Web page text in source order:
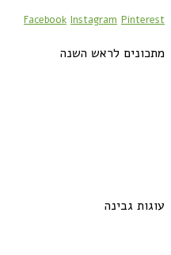
Facebook Instagram Pinterest
מתכונים לראש השנה
עוגות גבינה